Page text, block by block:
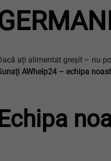
ați alimentat greșit – nu
AWhelp24 – echipa